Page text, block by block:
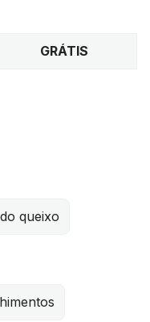
GRÁTIS
queixo